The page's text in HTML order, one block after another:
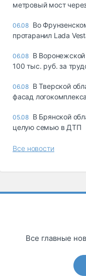
метровый мост
06.08 Во
протаранил Lada
06.08 В
100 тыс. руб. за
06.08 В Тверской
фасад
05.08 В Брянской
целую семью в ДТП
Все новости
Все главные